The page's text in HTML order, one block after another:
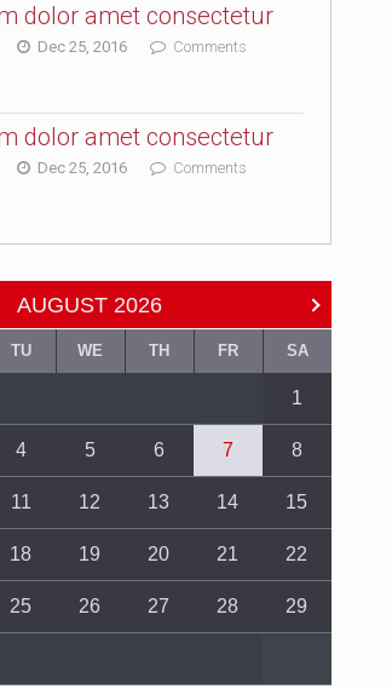
dolor amet consectetur
Dec 25, 2016 Comments
dolor amet consectetur
Dec 25, 2016 Comments
AUGUST 2026
TU WE TH FR SA
1
4 5 6 7 8
11 12 13 14 15
18 19 20 21 22
25 26 27 28 29